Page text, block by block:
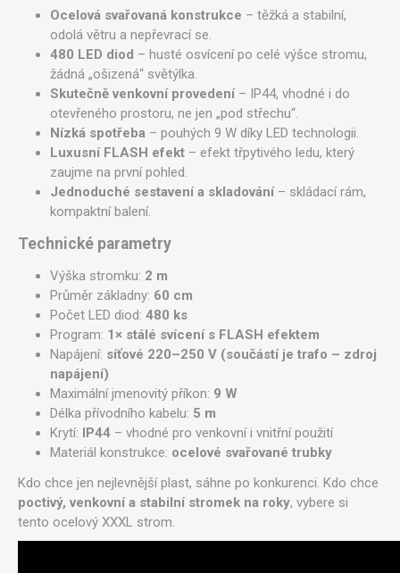
Ocelová svařovaná konstrukce – těžká a stabilní,
odolá větru a nepřevrací se.
480 LED diod – husté osvícení po celé výšce stromu,
žádná „ošizená“ světýlka.
Skutečně venkovní provedení– IP44, vhodné i do
otevřeného prostoru, ne jen „pod střechu“.
Nízká spotřeba – pouhých 9 W díky LED technologii.
Luxusní FLASH efekt – efekt třpytivého ledu, který
zaujme na první pohled.
Jednoduché sestavení a skladování– skládací rám,
kompaktní balení.
Technické parametry
Výška stromku: 2 m
Průměr základny: 60 cm
Počet LED diod: 480 ks
Program: 1× stálé svícení s FLASH efektem
Napájení: síťové 220–250 V (součástí je trafo – zdroj
napájení)
Maximální jmenovitý příkon: 9 W
Délka přívodního kabelu: 5 m
Krytí: IP44 – vhodné pro venkovní i vnitřní použití
Materiál konstrukce: ocelové svařované trubky
Kdo chce jen nejlevnější plast, sáhne po konkurenci. Kdo chce
poctivý, venkovní a stabilní stromek na roky, vybere si
tento ocelový XXXL strom.